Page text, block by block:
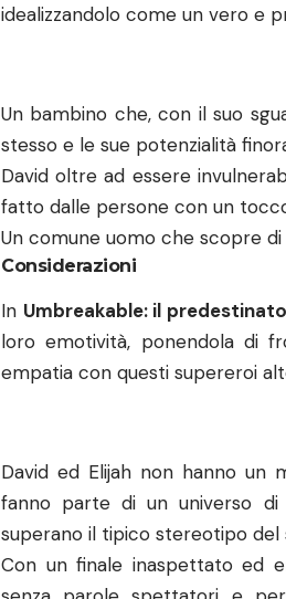
idealizzandolo come un vero e
Un bambino che, con il suo
stesso e le sue potenzialità
David oltre ad essere
fatto dalle persone con un
Un comune uomo che scopre di
Considerazioni
In Umbreakable: il predestinato
loro emotività, ponendola di
empatia con questi supereroi
David ed Elijah non hanno un
fanno parte di un universo
superano il tipico stereotipo del
Con un finale inaspettato ed